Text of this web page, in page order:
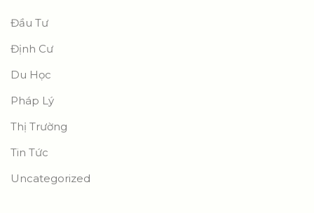
Đầu Tư
Định Cư
Du Học
Pháp Lý
Thị Trường
Tin Tức
Uncategorized